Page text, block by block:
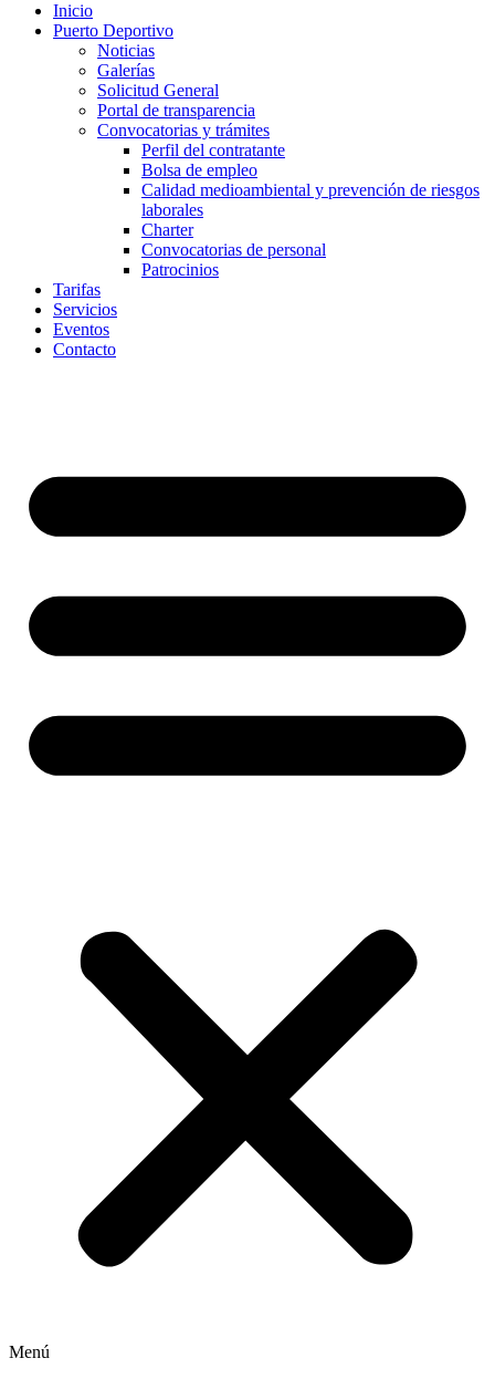
Inicio
Puerto Deportivo
Noticias
Galerías
Solicitud General
Portal de transparencia
Convocatorias y trámites
Perfil del contratante
Bolsa de empleo
Calidad medioambiental y prevención de riesgos
laborales
Charter
Convocatorias de personal
Patrocinios
Tarifas
Servicios
Eventos
Contacto
Menú